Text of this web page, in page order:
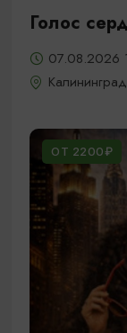
Голос
07.08.2026
ОТ 2200₽